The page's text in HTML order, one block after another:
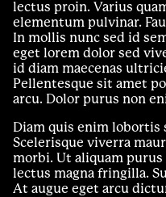
lectus proin. Varius
elementum pulvinar.
In mollis nunc sed id
eget lorem dolor sed
id diam maecenas
Pellentesque sit amet
arcu. Dolor purus non
Diam quis enim lobortis
Scelerisque viverra
morbi. Ut aliquam
lectus magna fringilla.
At augue eget arcu